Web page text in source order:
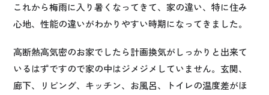
プライバシーポリシー
これから梅雨に入り暑くなってきて、家の違い、特に住み
心地、性能の違いがわかりやすい時期になってきました。
高断熱高気密のお家でしたら計画換気がしっかりと出来て
いるはずですので家の中はジメジメしていません。玄関、
廊下、リビング、キッチン、お風呂、トイレの温度差がほ